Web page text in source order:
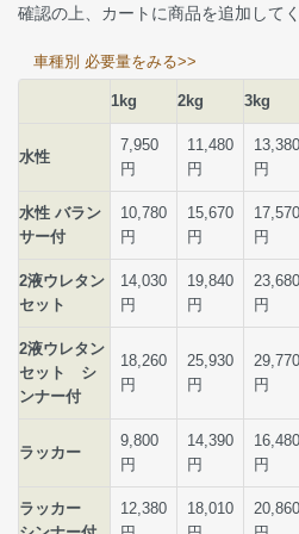
確認の上、カートに商品を追加して
車種別 必要量をみる>>